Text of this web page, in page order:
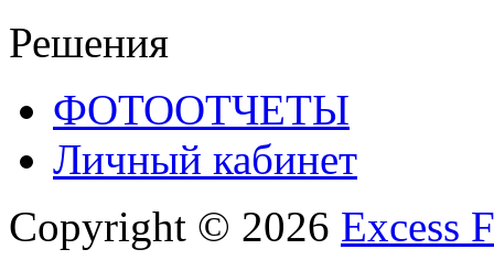
Решения
ФОТООТЧЕТЫ
Личный кабинет
Copyright © 2026 Excess